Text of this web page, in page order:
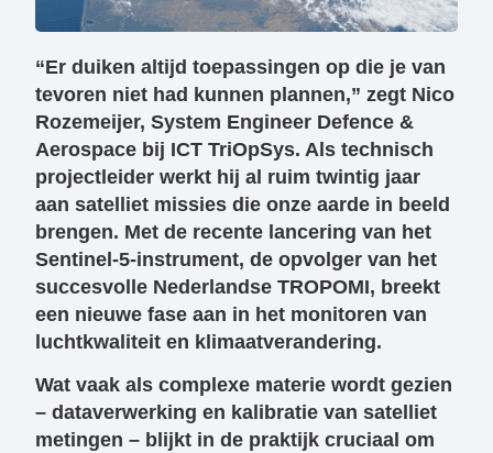
“Er duiken altijd toepassingen op die je van
tevoren niet had kunnen plannen,” zegt Nico
Rozemeijer, System Engineer Defence &
Aerospace bij ICT TriOpSys. Als technisch
projectleider werkt hij al ruim twintig jaar
aan satelliet missies die onze aarde in beeld
brengen. Met de recente lancering van het
Sentinel-5-instrument, de opvolger van het
succesvolle Nederlandse TROPOMI, breekt
een nieuwe fase aan in het monitoren van
luchtkwaliteit en klimaatverandering.
Wat vaak als complexe materie wordt gezien
– dataverwerking en kalibratie van satelliet
metingen – blijkt in de praktijk cruciaal om